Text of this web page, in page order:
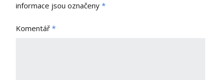
informace jsou označeny *
Komentář *